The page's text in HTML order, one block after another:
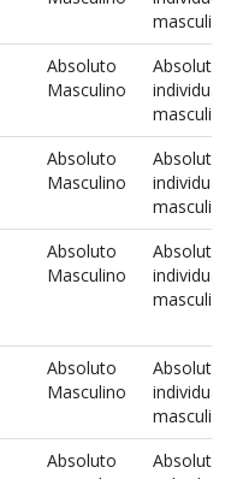
masculino
Absoluto
Masculino
Absoluto
individual
masculino
Absoluto
Masculino
Absoluto
individual
masculino
Absoluto
Masculino
Absoluto
individual
masculino
Absoluto
Masculino
Absoluto
individual
masculino
Absoluto
Absoluto